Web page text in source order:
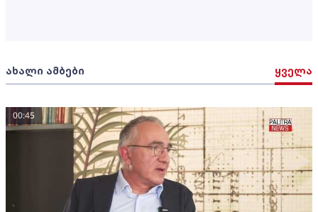
ახალი ამბები ყველა
00:45